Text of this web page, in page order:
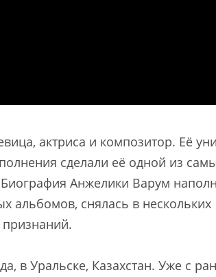
актриса и композитор. Её
сделали её одной из
Анжелики Варум
альбомов, снялась в нескольких
в Уральске, Казахстан. Уже с